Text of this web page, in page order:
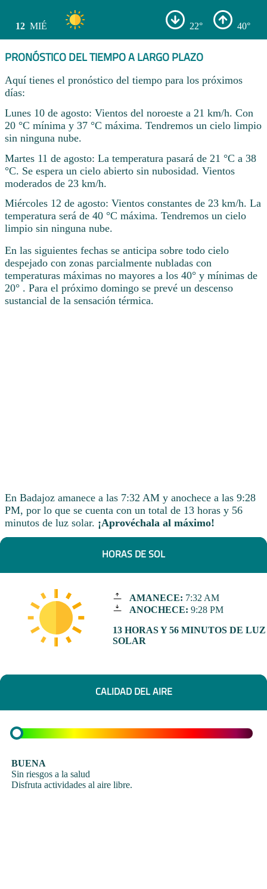
12 MIÉ 22° 40°
PRONÓSTICO DEL TIEMPO A LARGO PLAZO
Aquí tienes el pronóstico del tiempo para los próximos
días:
Lunes 10 de agosto: Vientos del noroeste a 21 km/h. Con
20 °C mínima y 37 °C máxima. Tendremos un cielo limpio
sin ninguna nube.
Martes 11 de agosto: La temperatura pasará de 21 °C a 38
°C. Se espera un cielo abierto sin nubosidad. Vientos
moderados de 23 km/h.
Miércoles 12 de agosto: Vientos constantes de 23 km/h. La
temperatura será de 40 °C máxima. Tendremos un cielo
limpio sin ninguna nube.
En las siguientes fechas se anticipa sobre todo cielo
despejado con zonas parcialmente nubladas con
temperaturas máximas no mayores a los 40° y mínimas de
20° . Para el próximo domingo se prevé un descenso
sustancial de la sensación térmica.
En Badajoz amanece a las 7:32 AM y anochece a las 9:28
PM, por lo que se cuenta con un total de 13 horas y 56
minutos de luz solar. ¡Aprovéchala al máximo!
HORAS DE SOL
AMANECE: 7:32 AM
ANOCHECE: 9:28 PM
13 HORAS Y 56 MINUTOS DE LUZ
SOLAR
CALIDAD DEL AIRE
BUENA
Sin riesgos a la salud
Disfruta actividades al aire libre.